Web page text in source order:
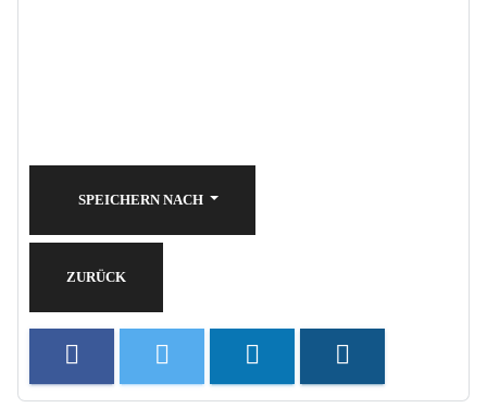
SPEICHERN NACH
ZURÜCK